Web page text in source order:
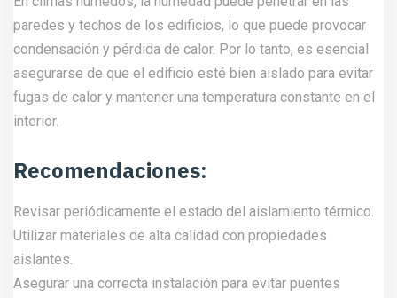
paredes y techos de los edificios, lo que puede provocar
condensación y pérdida de calor. Por lo tanto, es esencial
asegurarse de que el edificio esté bien aislado para evitar
fugas de calor y mantener una temperatura constante en el
interior.
Recomendaciones:
Revisar periódicamente el estado del aislamiento térmico.
Utilizar materiales de alta calidad con propiedades
aislantes.
Asegurar una correcta instalación para evitar puentes